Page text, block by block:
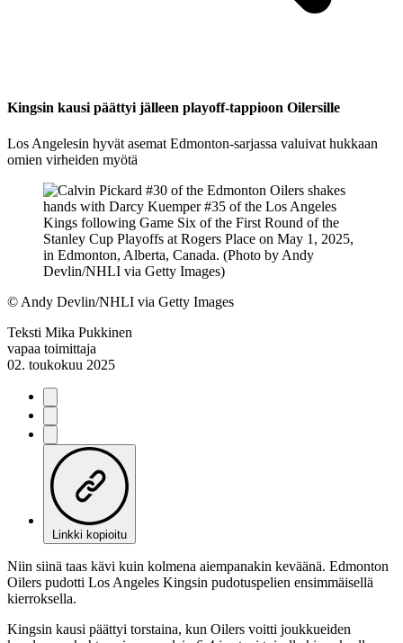
Kingsin kausi päättyi jälleen playoff-tappioon Oilersille
Los Angelesin hyvät asemat Edmonton-sarjassa valuivat hukkaan
omien virheiden myötä
© Andy Devlin/NHLI via Getty Images
Teksti Mika Pukkinen
vapaa toimittaja
02. toukokuu 2025
Linkki kopioitu
Niin siinä taas kävi kuin kolmena aiempanakin keväänä. Edmonton
Oilers pudotti Los Angeles Kingsin pudotuspelien ensimmäisellä
kierroksella.
Kingsin kausi päättyi torstaina, kun Oilers voitti joukkueiden